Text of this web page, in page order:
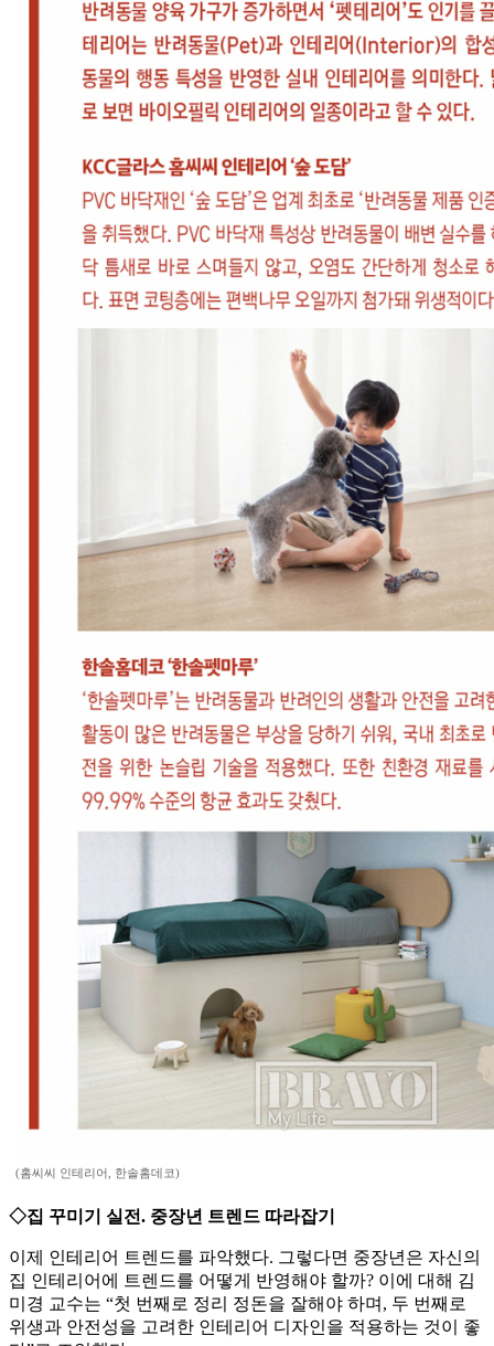
(홈씨씨 인테리어, 한솔홈데코)
◇집 꾸미기 실전. 중장년 트렌드 따라잡기
이제 인테리어 트렌드를 파악했다. 그렇다면 중장년은 자신의
집 인테리어에 트렌드를 어떻게 반영해야 할까? 이에 대해 김
미경 교수는 “첫 번째로 정리 정돈을 잘해야 하며, 두 번째로
위생과 안전성을 고려한 인테리어 디자인을 적용하는 것이 좋